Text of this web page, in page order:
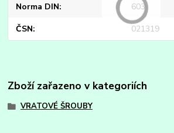
Norma DIN 603
ČSN 021319
Zboží zařazeno v kategoriích
VRATOVÉ ŠROUBY